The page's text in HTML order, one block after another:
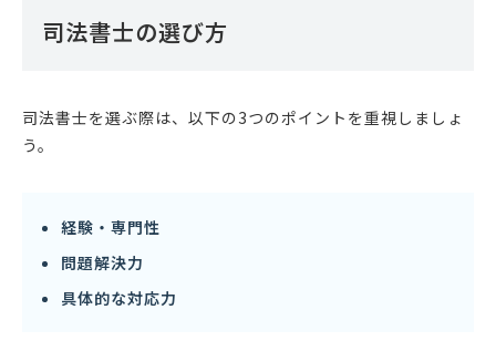
司法書士の選び方
司法書士を選ぶ際は、以下の3つのポイントを重視しましょ
う。
経験・専門性
問題解決力
具体的な対応力